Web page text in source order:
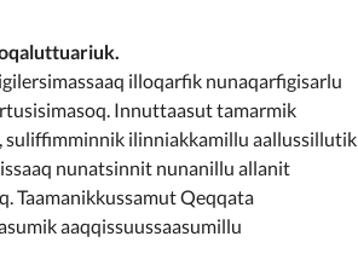
illoqarfik nunaqarfigisarlu
Innuttaasut tamarmik
ilinniakkamillu aallussillutik
nunatsinnit nunanillu allanit
Taamanikkussamut Qeqqata
aaqqissuussaasumillu